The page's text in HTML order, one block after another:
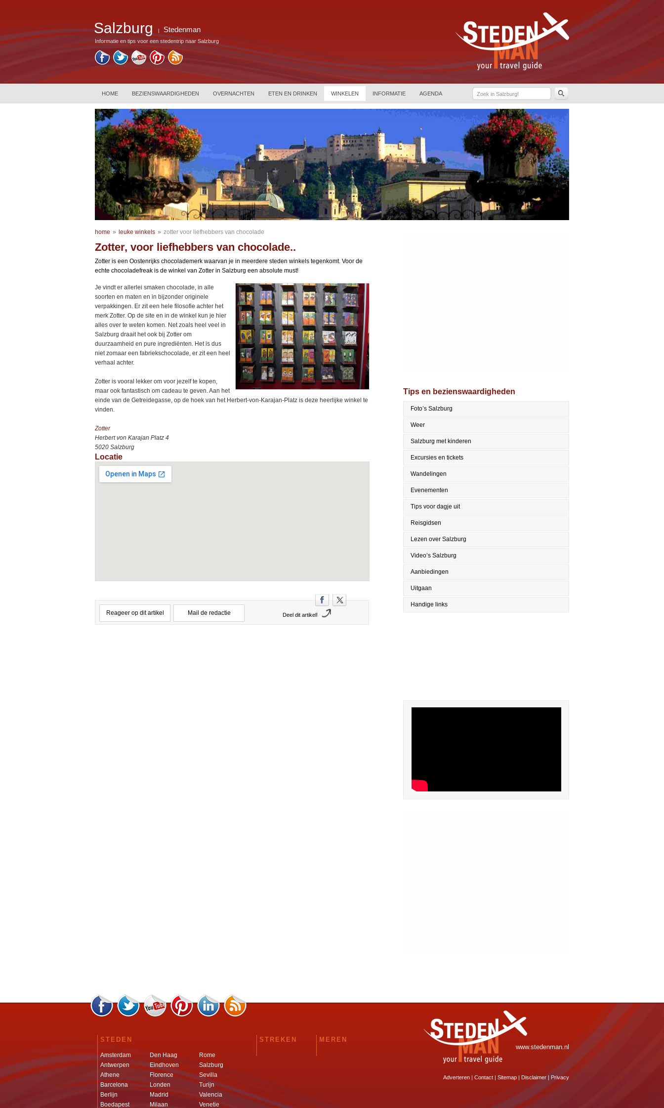
Salzburg Stedenman
Informatie en tips voor een stedentrip naar Salzburg
HOME BEZIENSWAARDIGHEDEN OVERNACHTEN ETEN EN DRINKEN WINKELEN INFORMATIE AGENDA
home » leuke winkels » zotter voor liefhebbers van chocolade
Zotter, voor liefhebbers van chocolade..
Zotter is een Oostenrijks chocolademerk waarvan je in meerdere steden winkels tegenkomt. Voor de
echte chocoladefreak is de winkel van Zotter in Salzburg een absolute must!
Je vindt er allerlei smaken chocolade, in alle
soorten en maten en in bijzonder originele
verpakkingen. Er zit een hele filosofie achter het
merk Zotter. Op de site en in de winkel kun je hier
alles over te weten komen. Net zoals heel veel in
Salzburg draait het ook bij Zotter om
duurzaamheid en pure ingrediënten. Het is dus
niet zomaar een fabriekschocolade, er zit een heel
verhaal achter.
Zotter is vooral lekker om voor jezelf te kopen,
maar ook fantastisch om cadeau te geven. Aan het
einde van de Getreidegasse, op de hoek van het Herbert-von-Karajan-Platz is deze heerlijke winkel te
vinden.
Zotter
Herbert von Karajan Platz 4
5020 Salzburg
Locatie
Reageer op dit artikel Mail de redactie Deel dit artikel!
Tips en bezienswaardigheden
Foto’s Salzburg
Weer
Salzburg met kinderen
Excursies en tickets
Wandelingen
Evenementen
Tips voor dagje uit
Reisgidsen
Lezen over Salzburg
Video’s Salzburg
Aanbiedingen
Uitgaan
Handige links
STEDEN
Amsterdam
Antwerpen
Athene
Barcelona
Berlijn
Boedapest
Den Haag
Eindhoven
Florence
Londen
Madrid
Milaan
Rome
Salzburg
Sevilla
Turijn
Valencia
Venetie
STREKEN MEREN
Adverteren | Contact | Sitemap | Disclaimer | Privacy
www.stedenman.nl